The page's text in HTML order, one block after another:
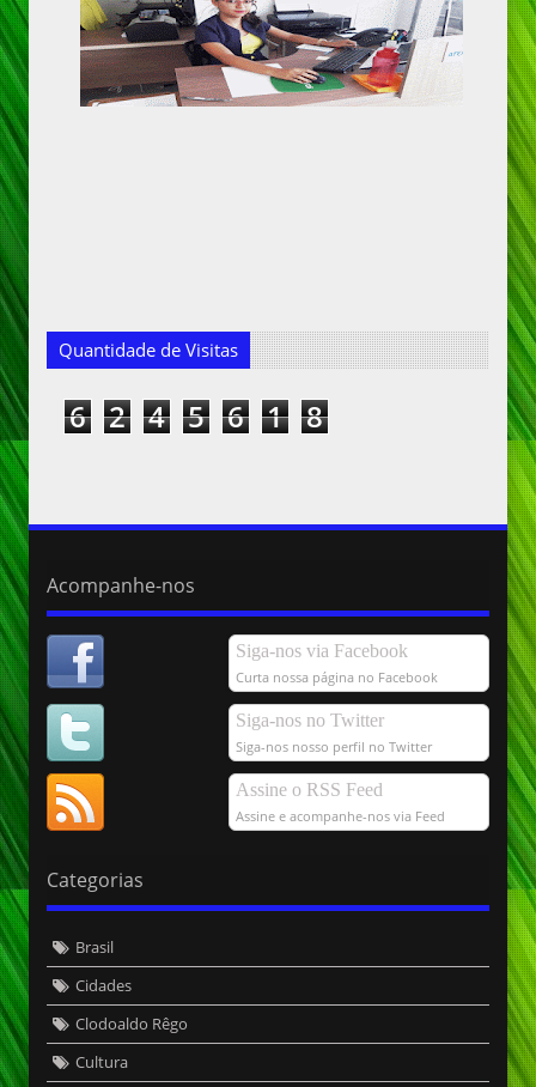
Quantidade de Visitas
6 2 4 5 6 1 8
Acompanhe-nos
Siga-nos via Facebook
Curta nossa página no Facebook
Siga-nos no Twitter
Siga-nos nosso perfil no Twitter
Assine o RSS Feed
Assine e acompanhe-nos via Feed
Categorias
Brasil
Cidades
Clodoaldo Rêgo
Cultura